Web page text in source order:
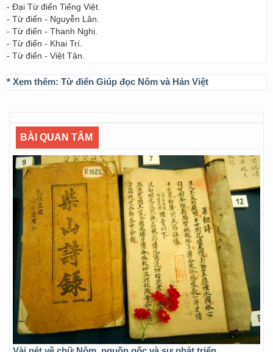
- Đại Từ điển Tiếng Việt.
- Từ điển - Nguyễn Lân.
- Từ điển - Thanh Nghị.
- Từ điển - Khai Trí.
- Từ điển - Việt Tân.
* Xem thêm: Từ điển Giúp đọc Nôm và Hán Việt
BÀI QUAN TÂM